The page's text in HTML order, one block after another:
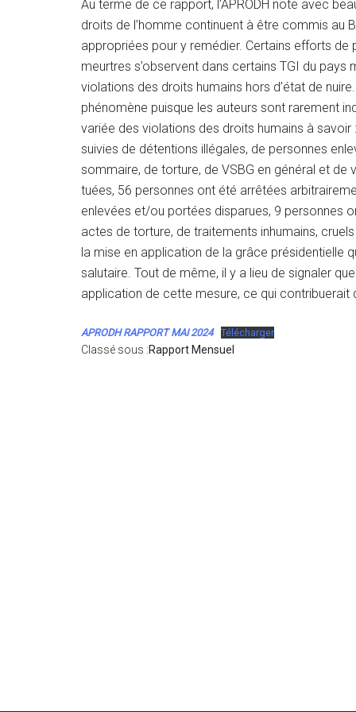
Au terme de ce rapport, l’APRODH note avec
droits de l’homme continuent à être commis au
appropriées pour y remédier. Certains efforts
meurtres s’observent dans certains TGI du
violations des droits humains hors d’état de
phénomène puisque les auteurs sont rarement
variée des violations des droits humains à
suivies de détentions illégales, de personnes
sommaire, de torture, de VSBG en général et de
tuées, 56 personnes ont été arrêtées
enlevées et/ou portées disparues, 9 personnes
actes de torture, de traitements inhumains,
la mise en application de la grâce présidentielle
salutaire. Tout de même, il y a lieu de signaler
application de cette mesure, ce qui contribuerait
APRODH RAPPORT MAI 2024 Télécharger
Classé sous :Rapport Mensuel